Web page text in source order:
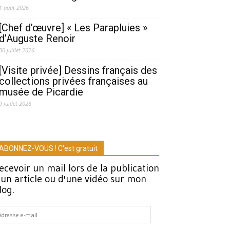
1 août 2026
[Chef d’œuvre] « Les Parapluies »
d’Auguste Renoir
juillet 2026
[Visite privée] Dessins français des
collections privées françaises au
musée de Picardie
juillet 2026
VOUS ! C'est gratuit
un mail lors de la publication
article ou d'une vidéo sur mon